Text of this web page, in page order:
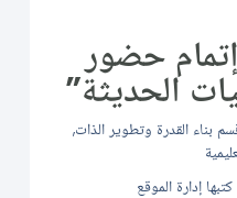
حضور
الحديثة”
بناء القدرة وتطوير الذات,
كتبها إدارة الموقع